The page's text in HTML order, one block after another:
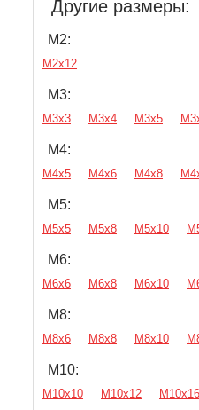
Другие размеры:
М2:
М2х12
М3:
М3х3 М3х4 М3х5
М4:
М4х5 М4х6 М4х8
М5:
М5х5 М5х8 М5х10
М6:
М6х6 М6х8 М6х10
М8:
М8х6 М8х8 М8х10
М10:
М10х10 М10х12 М10х16